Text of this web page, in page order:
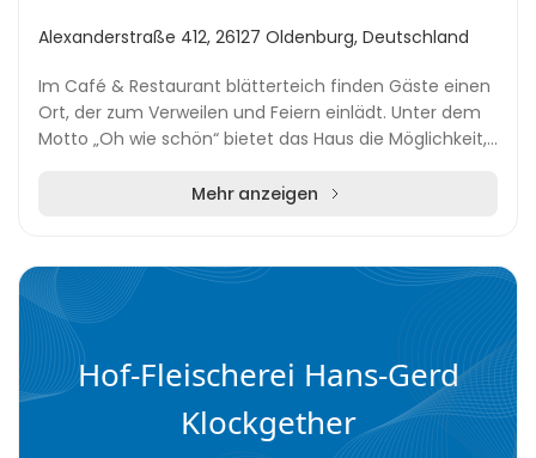
Alexanderstraße 412, 26127 Oldenburg, Deutschland
Im Café & Restaurant blätterteich finden Gäste einen
Ort, der zum Verweilen und Feiern einlädt. Unter dem
Motto „Oh wie schön“ bietet das Haus die Möglichkeit,
Mehr anzeigen
Hof-Fleischerei Hans-Gerd
Klockgether